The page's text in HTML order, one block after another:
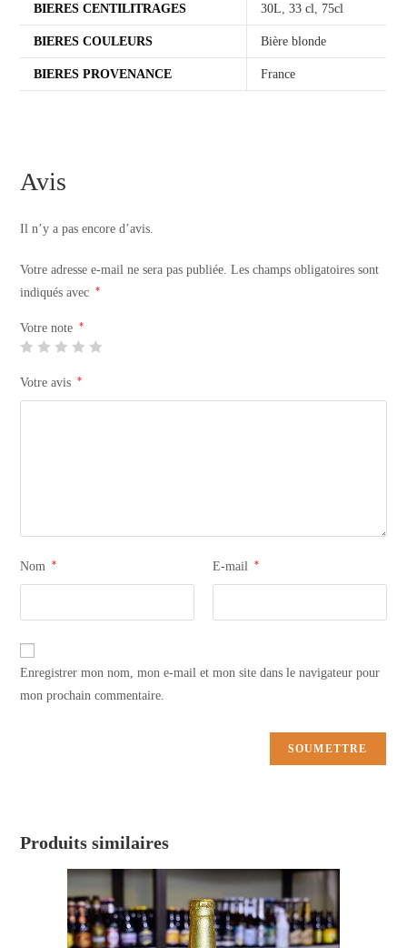
BIERES CENTILITRAGES 30L,33 cl, 75cl
BIERES COULEURS Bière blonde
BIERES PROVENANCE France
Avis
Il n’y a pas encore d’avis.
Votre adresse e-mail ne sera pas publiée. Les champs obligatoires sont
indiqués avec
*
Votre note *
Votre avis *
Nom * E-mail *
Enregistrer mon nom, mon e-mail et mon site dans le navigateur pour
mon prochain commentaire.
Produits similaires